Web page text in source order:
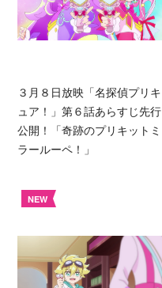
３月８日放映「名探偵プリキ
ュア！」第６話あらすじ先行
公開！「奇跡のプリキットミ
ラールーペ！」
NEW